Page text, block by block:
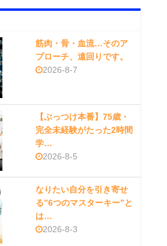
筋肉・骨・血流…そのア
プローチ、遠回りです。
2026-8-7
【ぶっつけ本番】75歳・
完全未経験がたった2時間
学…
2026-8-5
なりたい自分を引き寄せ
る”6つのマスターキー”と
は…
2026-8-3